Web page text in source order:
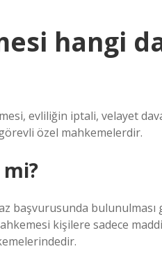
hangi
evliliğin iptali, velayet
özel mahkemelerdir.
başvurusunda
kişilere sadece